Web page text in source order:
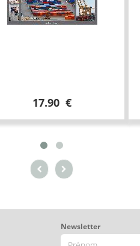
17.90 €
Newsletter